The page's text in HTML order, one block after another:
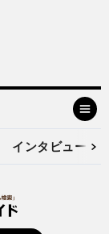
インタビュー